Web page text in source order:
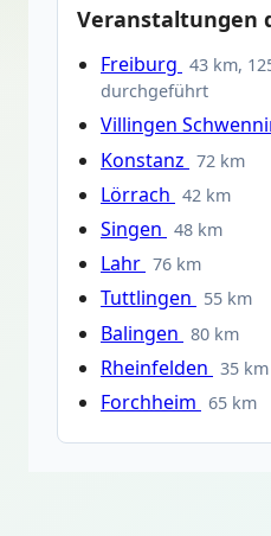
Veranstaltungen
Freiburg 43 km,
durchgeführt
Villingen
Konstanz 72 km
Lörrach 42 km
Singen 48 km
Lahr 76 km
Tuttlingen 55 km
Balingen 80 km
Rheinfelden 35 km
Forchheim 65 km